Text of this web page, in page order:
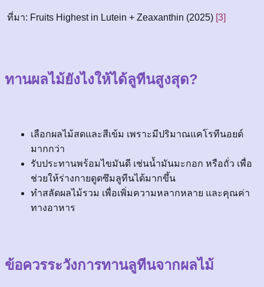
ที่มา: Fruits Highest in Lutein + Zeaxanthin (2025) [3]
ทานผลไม้ยังไงให้ได้ลูทีนสูงสุด?
เลือกผลไม้สดและสีเข้ม เพราะมีปริมาณแคโรทีนอยด์
มากกว่า
รับประทานพร้อมไขมันดี เช่นน้ำมันมะกอก หรือถั่ว เพื่อ
ช่วยให้ร่างกายดูดซึมลูทีนได้มากขึ้น
ทำสลัดผลไม้รวม เพื่อเพิ่มความหลากหลาย และคุณค่า
ทางอาหาร
ข้อควรระวังการทานลูทีนจากผลไม้